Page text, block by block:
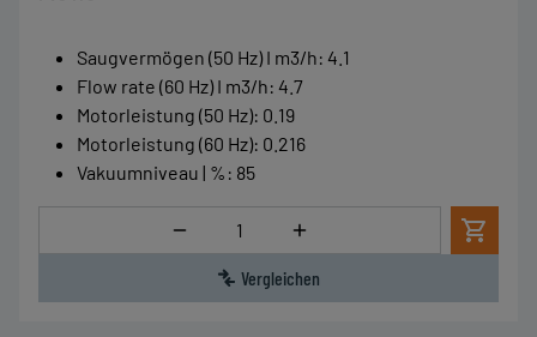
Saugvermögen (50 Hz) I m3/h: 4.1
Flow rate (60 Hz) I m3/h: 4.7
Motorleistung (50 Hz): 0.19
Motorleistung (60 Hz): 0.216
Vakuumniveau | % : 85
Menge
Vergleichen